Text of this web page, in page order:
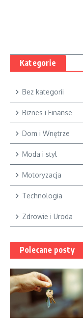
Kategorie
Bez kategorii
Biznes i Finanse
Dom i Wnętrze
Moda i styl
Motoryzacja
Technologia
Zdrowie i Uroda
Polecane posty